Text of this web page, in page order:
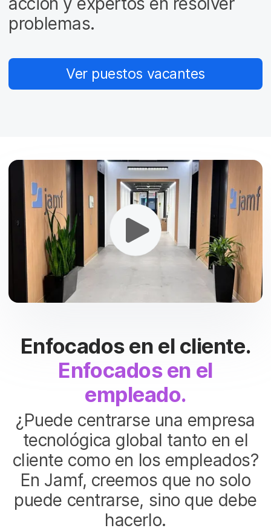
problemas.
Ver puestos vacantes
Enfocados en el cliente.
Enfocados en el
empleado.
¿Puede centrarse una empresa
tecnológica global tanto en el
cliente como en los empleados?
En Jamf, creemos que no solo
puede centrarse, sino que debe
hacerlo.